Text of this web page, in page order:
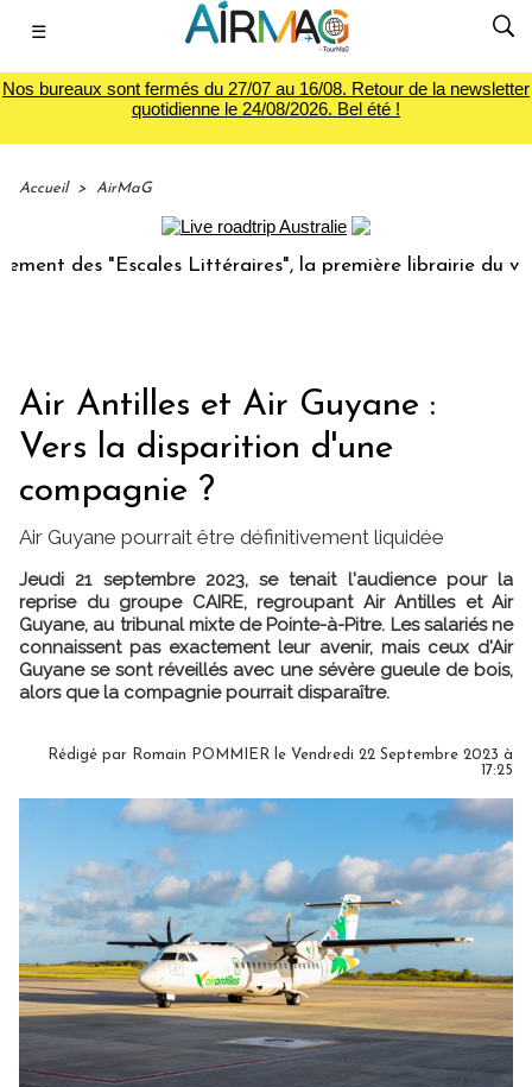
☰
Nos bureaux sont fermés du 27/07 au 16/08. Retour de la newsletter
quotidienne le 24/08/2026. Bel été !
Accueil > AirMaG
"Escales Littéraires", la première librairie du voyage
Air Antilles et Air Guyane :
Vers la disparition d'une
compagnie ?
Air Guyane pourrait être définitivement liquidée
Jeudi 21 septembre 2023, se tenait l'audience pour la
reprise du groupe CAIRE, regroupant Air Antilles et Air
Guyane, au tribunal mixte de Pointe-à-Pitre. Les salariés ne
connaissent pas exactement leur avenir, mais ceux d'Air
Guyane se sont réveillés avec une sévère gueule de bois,
alors que la compagnie pourrait disparaître.
Rédigé par Romain POMMIER le Vendredi 22 Septembre 2023 à
17:25